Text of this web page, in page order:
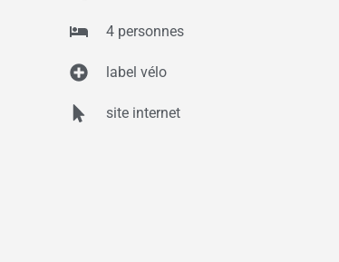
4 personnes
label vélo
site internet